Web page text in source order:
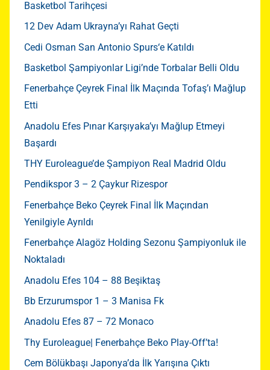
Basketbol Tarihçesi
12 Dev Adam Ukrayna’yı Rahat Geçti
Cedi Osman San Antonio Spurs‘e Katıldı
Basketbol Şampiyonlar Ligi’nde Torbalar Belli Oldu
Fenerbahçe Çeyrek Final İlk Maçında Tofaş’ı Mağlup
Etti
Anadolu Efes Pınar Karşıyaka’yı Mağlup Etmeyi
Başardı
THY Euroleague’de Şampiyon Real Madrid Oldu
Pendikspor 3 – 2 Çaykur Rizespor
Fenerbahçe Beko Çeyrek Final İlk Maçından
Yenilgiyle Ayrıldı
Fenerbahçe Alagöz Holding Sezonu Şampiyonluk ile
Noktaladı
Anadolu Efes 104 – 88 Beşiktaş
Bb Erzurumspor 1 – 3 Manisa Fk
Anadolu Efes 87 – 72 Monaco
Thy Euroleague| Fenerbahçe Beko Play-Off’ta!
Cem Bölükbaşı Japonya’da İlk Yarışına Çıktı